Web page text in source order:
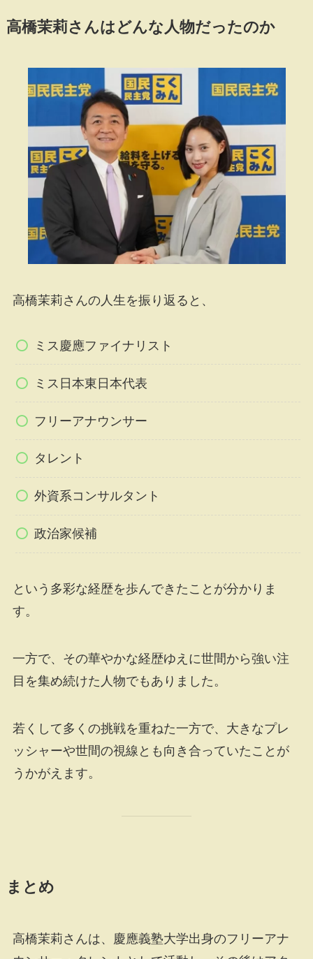
高橋茉莉さんはどんな人物だったのか
高橋茉莉さんの人生を振り返ると、
ミス慶應ファイナリスト
ミス日本東日本代表
フリーアナウンサー
タレント
外資系コンサルタント
政治家候補
という多彩な経歴を歩んできたことが分かりま
す。
一方で、その華やかな経歴ゆえに世間から強い注
目を集め続けた人物でもありました。
若くして多くの挑戦を重ねた一方で、大きなプレ
ッシャーや世間の視線とも向き合っていたことが
うかがえます。
まとめ
高橋茉莉さんは、慶應義塾大学出身のフリーアナ